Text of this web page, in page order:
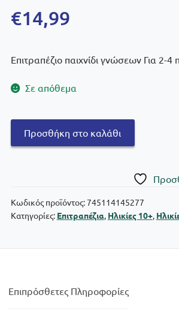
€14,99
Επιτραπέζιο παιχνίδι γνώσεων Για 2-4
Σε απόθεμα
Games
Ιθάκη
ποσότητα
Προσθήκη στο καλάθι
Κωδικός προϊόντος:745114145277
Κατηγορίες: Επιτραπέζια, Ηλικίες 10+,
Επιπρόσθετες Πληροφορίες